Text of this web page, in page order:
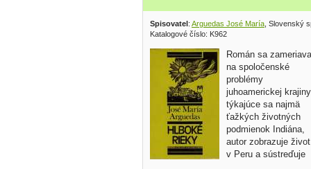
Spisovatel: Arguedas José María , Slovenský
Katalogové číslo: K962
Román sa zameriava
na spoločenské
problémy
juhoamerickej krajiny
týkajúce sa najmä
ťažkých životných
podmienok Indiána,
autor zobrazuje život
v Peru a sústreďuje